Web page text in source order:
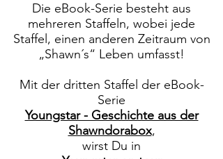
Die eBook-Serie besteht aus
mehreren Staffeln, wobei jede
Staffel, einen anderen Zeitraum von
„Shawn´s“ Leben umfasst!
Mit der dritten Staffel der eBook-
Serie
Youngstar - Geschichte aus der
Shawndorabox,
wirst Du in